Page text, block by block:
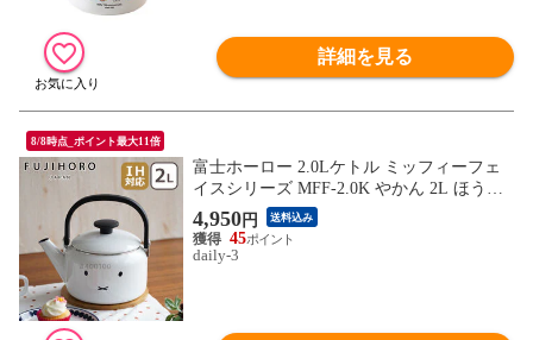
詳細を見る
8/8時点_ポイント最大11倍
富士ホーロー 2.0Lケトル ミッフィーフェ
イスシリーズ MFF-2.0K やかん 2L ほうろ
う IH対応 直火（ガス火）対応 FUJIHORO
【北海道・沖縄は990円加算】 fuj518-26
4,950円 送料込み
45
daily-3